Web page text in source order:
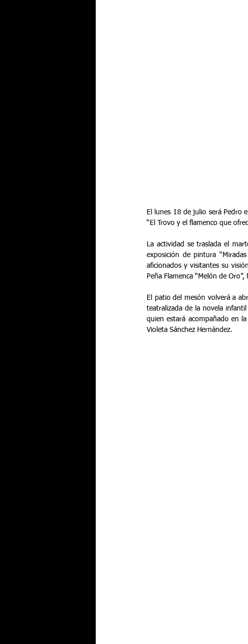
El lunes 18 de julio será Pedro
“El Trovo y el flamenco que
La actividad se traslada el
exposición de pintura
aficionados y visitantes su
Peña Flamenca “Melón de
El patio del mesón volverá a
teatralizada de la novela
quien estará acompañado en
Violeta Sánchez Hernández.